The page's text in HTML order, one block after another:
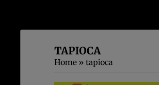
TAPIOCA
Home » tapioca